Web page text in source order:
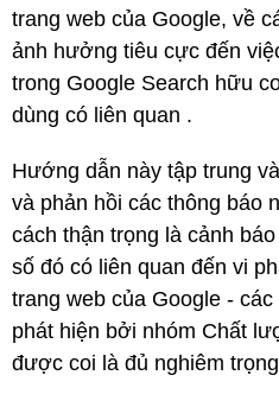
trang web của Google, về
ảnh hưởng tiêu cực đến
trong Google Search hữu
dùng có liên quan .
Hướng dẫn này tập trung
và phản hồi các thông báo
cách thận trọng là cảnh
số đó có liên quan đến vi
trang web của Google -
phát hiện bởi nhóm Chất
được coi là đủ nghiêm